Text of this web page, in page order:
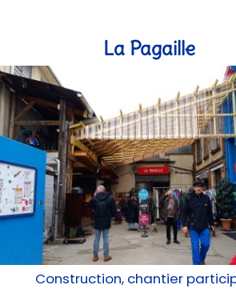
La Pagaille
Construction, chantier